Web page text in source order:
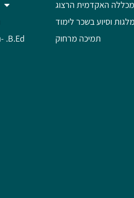
השלמה ל- .B.Ed
האקדמית הרצוג
מלגות וסיוע בשכר לימוד
תמיכה מרחוק